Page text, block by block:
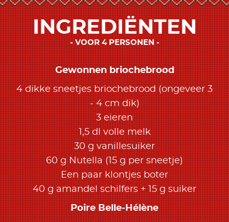
INGREDIËNTEN
VOOR 4 PERSONEN
Gewonnen briochebrood
4 dikke sneetjes briochebrood (ongeveer 3
- 4 cm dik)
3 eieren
1,5 dl volle melk
30 g vanillesuiker
60 g Nutella (15 g per sneetje)
Een paar klontjes boter
40 g amandel schilfers + 15 g suiker
Poire Belle-Hélène